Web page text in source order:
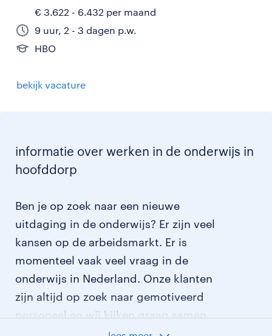
€ 3.622 - 6.432 per maand
9 uur, 2 - 3 dagen p.w.
HBO
bekijk vacature
informatie over werken in de onderwijs in
hoofddorp
Ben je op zoek naar een nieuwe
uitdaging in de onderwijs? Er zijn veel
kansen op de arbeidsmarkt. Er is
momenteel vaak veel vraag in de
onderwijs in Nederland. Onze klanten
zijn altijd op zoek naar gemotiveerd
personeel en wij kijken graag samen
met je naar de organisatie die het beste